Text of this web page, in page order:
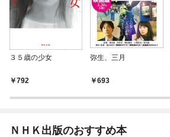
３５歳の少女
792
弥生、三月
693
ＮＨＫ出版のおすすめ本